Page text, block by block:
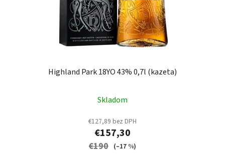
Highland Park 18YO 43% 0,7l (kazeta)
Skladom
€127,89 bez DPH
€157,30
€190 (–17 %)